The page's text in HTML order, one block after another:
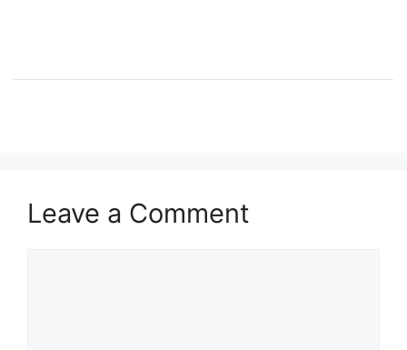
Leave a Comment